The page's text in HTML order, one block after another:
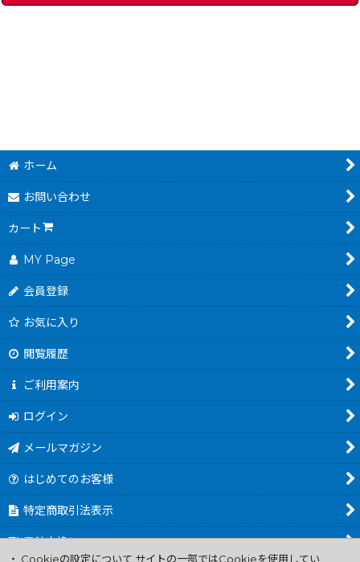
ホーム
お問い合わせ
カート
MY Page
会員登録
お気に入り
閲覧履歴
ご利用案内
ログイン
メールマガジン
はじめてのお客様
特定商取引法表示
電池交換について
・ Cookieの設定について サイトの一部ではCookieを使用してい